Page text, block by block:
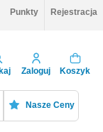
Punkty Rejestracja
Zaloguj Koszyk
Nasze Ceny